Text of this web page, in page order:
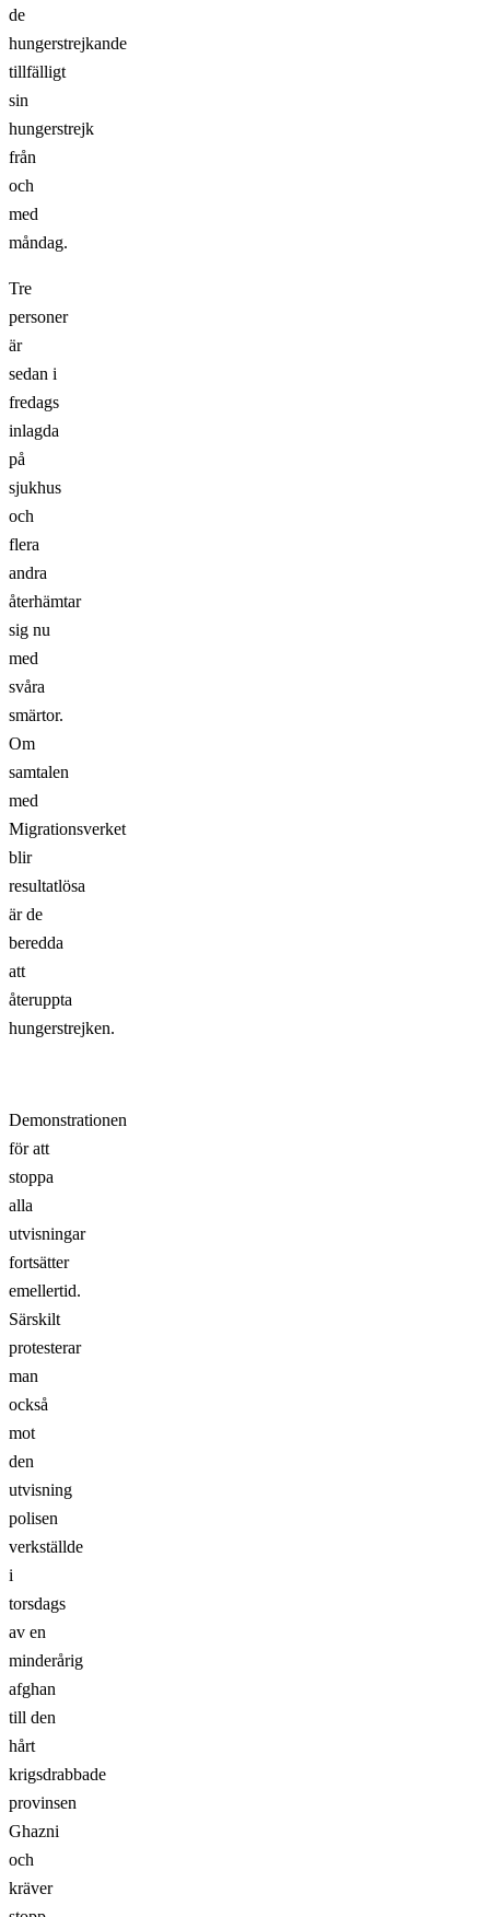
de
hungerstrejkande
tillfälligt
sin
hungerstrejk
från
och
med
måndag.
Tre
personer
är
sedan i
fredags
inlagda
på
sjukhus
och
flera
andra
återhämtar
sig nu
med
svåra
smärtor.
Om
samtalen
med
Migrationsverket
blir
resultatlösa
är de
beredda
att
återuppta
hungerstrejken.
Demonstrationen
för att
stoppa
alla
utvisningar
fortsätter
emellertid.
Särskilt
protesterar
man
också
mot
den
utvisning
polisen
verkställde
i
torsdags
av en
minderårig
afghan
till den
hårt
krigsdrabbade
provinsen
Ghazni
och
kräver